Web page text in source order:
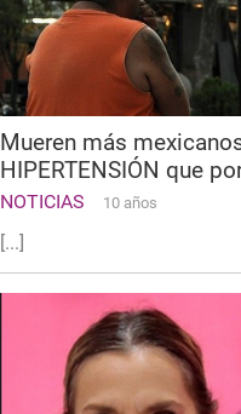
Mueren más
HIPERTENSIÓN que
NOTICIAS 10 años
[...]